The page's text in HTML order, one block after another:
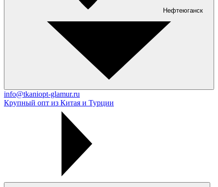
Нефтеюганск
info@tkaniopt-glamur.ru
Крупный опт из Китая и Турции